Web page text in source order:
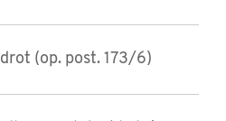
(op. post. 173/6)